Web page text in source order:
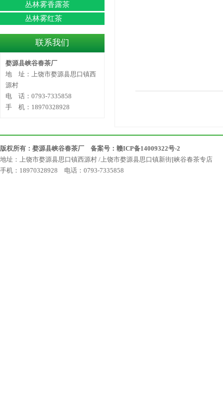
丛林雾香露茶
丛林雾红茶
联系我们
婺源县峡谷春茶厂
地 址：上饶市婺源县思口镇西
源村
电 话：0793-7335858
手 机：18970328928
版权所有：婺源县峡谷春茶厂 备案号： 赣ICP备14009322号-2
地址：上饶市婺源县思口镇西源村 /上饶市婺源县思口镇新街[峡谷春茶专店
手机：18970328928 电话：0793-7335858